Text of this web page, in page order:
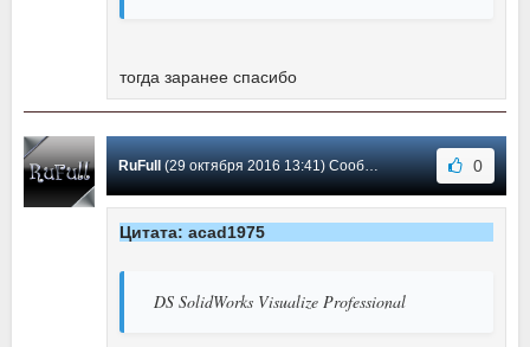
тогда заранее спасибо
RuFull(29 октября 2016 13:41) Сообщение #2 0
Цитата: acad1975
DS SolidWorks Visualize Professional